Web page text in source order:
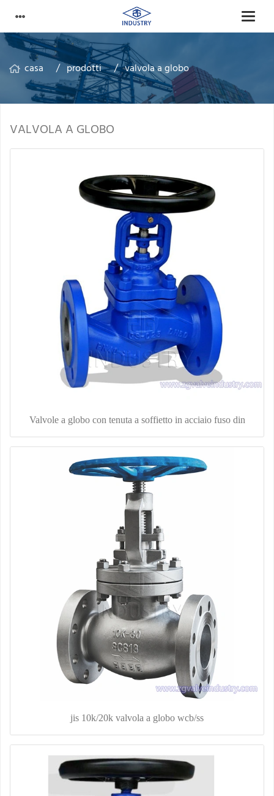
casa prodotti valvola a globo
VALVOLA A GLOBO
Valvole a globo con tenuta a soffietto in acciaio fuso din
jis 10k/20k valvola a globo wcb/ss